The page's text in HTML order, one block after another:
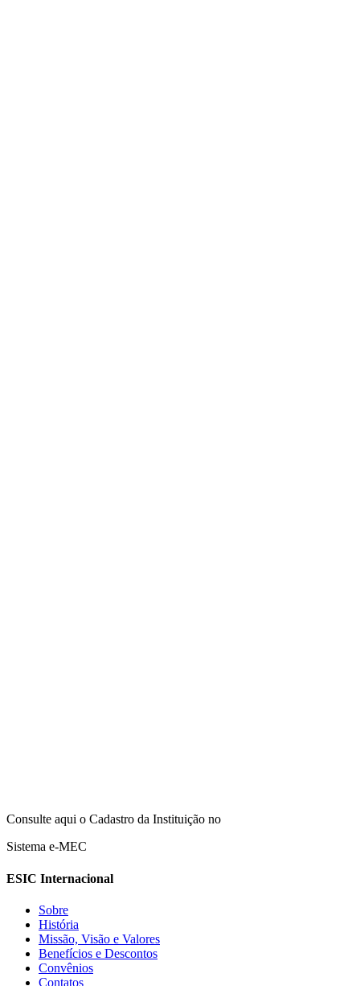
Consulte aqui o Cadastro da Instituição no
Sistema e-MEC
ESIC Internacional
Sobre
História
Missão, Visão e Valores
Benefícios e Descontos
Convênios
Contatos